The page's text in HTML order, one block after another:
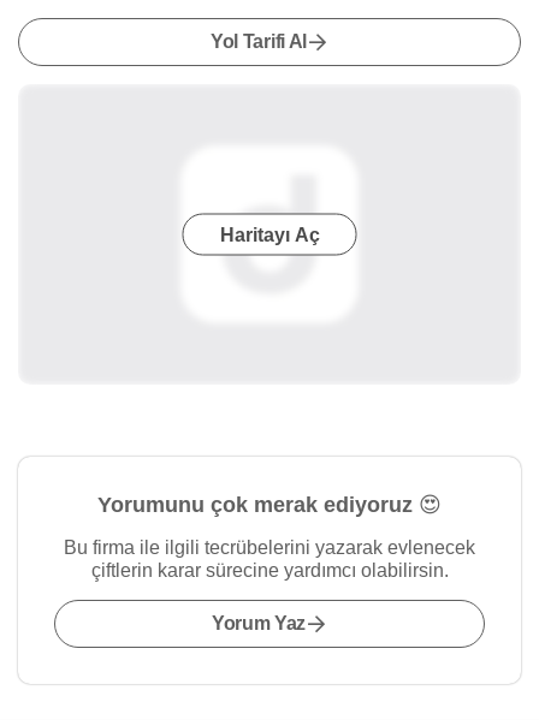
Yol Tarifi Al
Haritayı Aç
Yorumunu çok merak ediyoruz 😍
Bu firma ile ilgili tecrübelerini yazarak evlenecek
çiftlerin karar sürecine yardımcı olabilirsin.
Yorum Yaz